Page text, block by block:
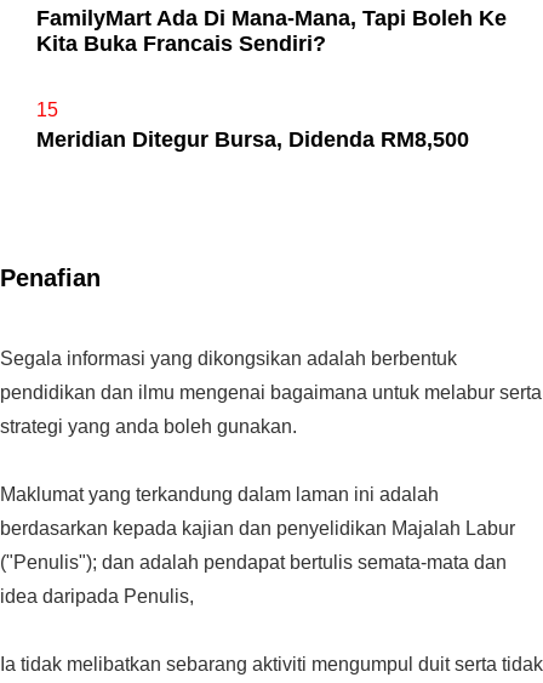
FamilyMart Ada Di Mana-Mana, Tapi Boleh Ke
Kita Buka Francais Sendiri?
15
Meridian Ditegur Bursa, Didenda RM8,500
Penafian
Segala informasi yang dikongsikan adalah berbentuk
pendidikan dan ilmu mengenai bagaimana untuk melabur serta
strategi yang anda boleh gunakan.
Maklumat yang terkandung dalam laman ini adalah
berdasarkan kepada kajian dan penyelidikan Majalah Labur
("Penulis"); dan adalah pendapat bertulis semata-mata dan
idea daripada Penulis,
Ia tidak melibatkan sebarang aktiviti mengumpul duit serta tidak